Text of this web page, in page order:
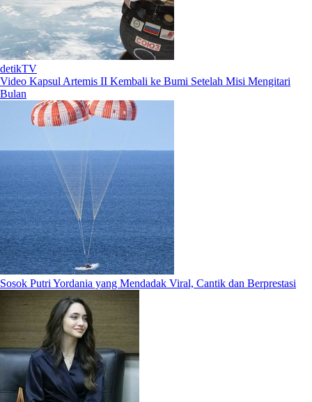
detikTV
Video Kapsul Artemis II Kembali ke Bumi Setelah Misi Mengitari
Bulan
Sosok Putri Yordania yang Mendadak Viral, Cantik dan Berprestasi